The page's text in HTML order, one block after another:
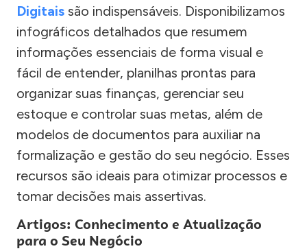
Digitais são indispensáveis. Disponibilizamos
infográficos detalhados que resumem
informações essenciais de forma visual e
fácil de entender, planilhas prontas para
organizar suas finanças, gerenciar seu
estoque e controlar suas metas, além de
modelos de documentos para auxiliar na
formalização e gestão do seu negócio. Esses
recursos são ideais para otimizar processos e
tomar decisões mais assertivas.
Artigos: Conhecimento e Atualização
para o Seu Negócio